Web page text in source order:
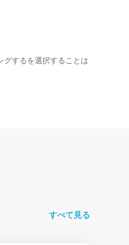
グするを選択することは
すべて見る